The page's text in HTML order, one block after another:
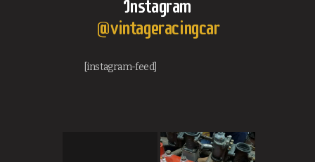
Instagram
@vintageracingcar
[instagram-feed]